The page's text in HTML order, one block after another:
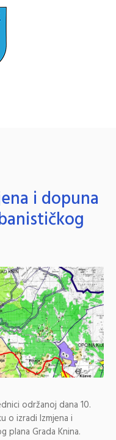
i dopuna
održanoj dana 10.
o izradi Izmjena i
plana Grada Knina.